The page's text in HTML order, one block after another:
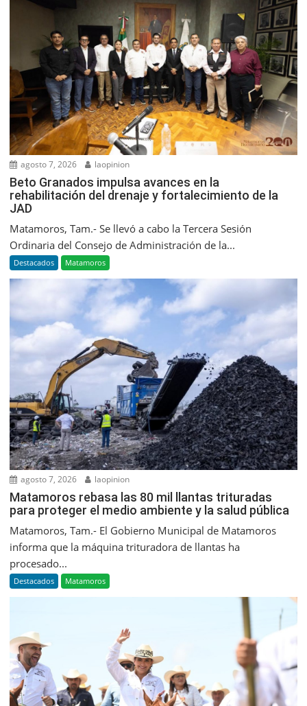
agosto 7, 2026 laopinion
Beto Granados impulsa avances en la
rehabilitación del drenaje y fortalecimiento de la
JAD
Matamoros, Tam.- Se llevó a cabo la Tercera Sesión
Ordinaria del Consejo de Administración de la...
Destacados Matamoros
agosto 7, 2026 laopinion
Matamoros rebasa las 80 mil llantas trituradas
para proteger el medio ambiente y la salud pública
Matamoros, Tam.- El Gobierno Municipal de Matamoros
informa que la máquina trituradora de llantas ha
procesado...
Destacados Matamoros